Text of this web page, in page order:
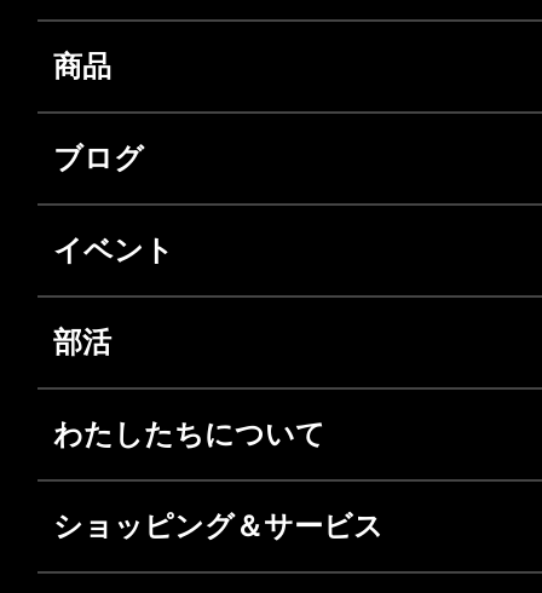
商品
ブログ
イベント
部活
わたしたちについて
ショッピング＆サービス